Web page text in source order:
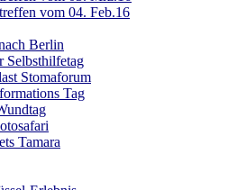
vom 04. Feb.16
Berlin
Selbsthilfetag
Stomaforum
Tag
Tamara